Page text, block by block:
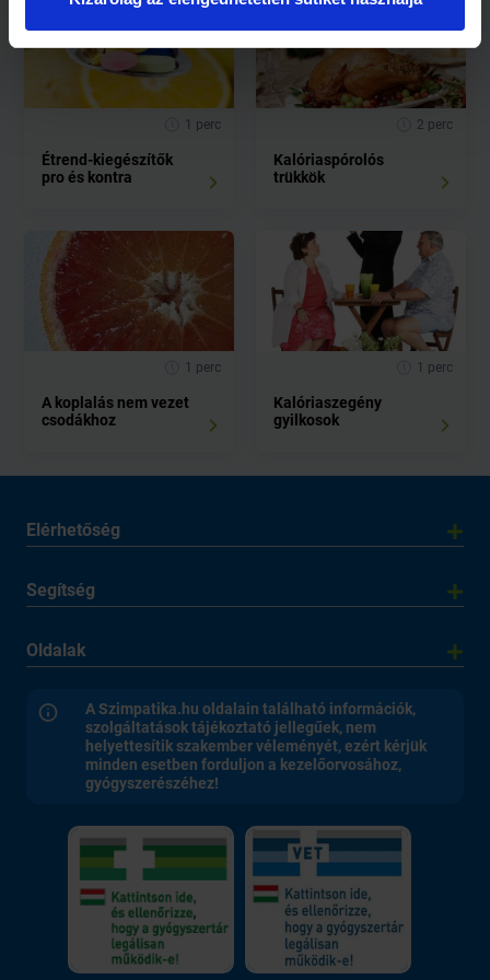
1 perc
Étrend-kiegészítők
pro és kontra
2 perc
Kalóriaspórolós
trükkök
1 perc
A koplalás nem vezet
csodákhoz
1 perc
Kalóriaszegény
gyilkosok
Elérhetőség
Segítség
Oldalak
A Szimpatika.hu oldalain található információk,
szolgáltatások tájékoztató jellegűek, nem
helyettesítik szakember véleményét, ezért kérjük
minden esetben forduljon a kezelőorvosához,
gyógyszerészéhez!